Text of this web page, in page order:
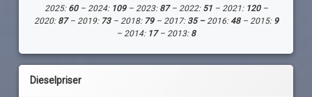
2025: 60– 2024: 109– 2023: 87– 2022: 51– 2021: 120–
2020: 87– 2019: 73– 2018: 79– 2017: 35 – 2016:48– 2015: 9
– 2014: 17– 2013: 8
Dieselpriser